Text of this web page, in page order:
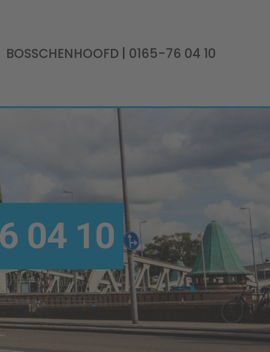
BOSSCHENHOOFD | 0165-76 04 10
04 10